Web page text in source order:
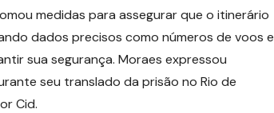
medidas para assegurar que o itinerário
dados precisos como números de voos e
sua segurança. Moraes expressou
seu translado da prisão no Rio de
Cid.